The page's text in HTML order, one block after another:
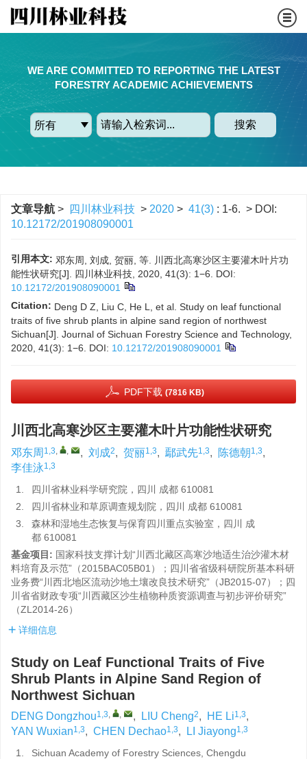
WE ARE COMMITTED TO REPORTING THE LATEST
FORESTRY ACADEMIC ACHIEVEMENTS
搜索
文章导航 > 四川林业科技 > 2020 > 41(3) : 1-6. > DOI:
10.12172/201908090001
引用本文: 邓东周, 刘成, 贺丽, 等. 川西北高寒沙区主要灌木叶片功
能性状研究[J]. 四川林业科技, 2020, 41(3): 1−6.
DOI:
10.12172/201908090001
Citation: Deng D Z, Liu C, He L, et al. Study on leaf functional
traits of five shrub plants in alpine sand region of northwest
Sichuan[J]. Journal of Sichuan Forestry Science and Technology,
2020, 41(3): 1−6.
DOI: 10.12172/201908090001
PDF下载 (7816 KB)
川西北高寒沙区主要灌木叶片功能性状研究
邓东周 1,3, , , 刘成2, 贺丽1,3, 鄢武先1,3, 陈德朝1,3,
李佳泳1,3
1.
四川省林业科学研究院，四川 成都 610081
2.
四川省林业和草原调查规划院，四川 成都 610081
3.
森林和湿地生态恢复与保育四川重点实验室，四川 成
都 610081
基金项目: 国家科技支撑计划“川西北藏区高寒沙地适生治沙灌木材
料培育及示范”（2015BAC05B01）；四川省省级科研院所基本科研
业务费“川西北地区流动沙地土壤改良技术研究”（JB2015-07）；四
川省省财政专项“川西藏区沙生植物种质资源调查与初步评价研究”
（ZL2014-26）
详细信息
Study on Leaf Functional Traits of Five
Shrub Plants in Alpine Sand Region of
Northwest Sichuan
DENG Dongzhou1,3, , , LIU Cheng2, HE Li1,3,
YAN Wuxian1,3, CHEN Dechao1,3, LI Jiayong1,3
1.
Sichuan Academy of Forestry Sciences, Chengdu